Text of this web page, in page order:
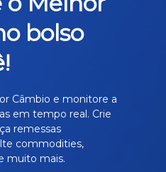
bolso
Câmbio e monitore a
em tempo real. Crie
remessas
commodities,
muito mais.